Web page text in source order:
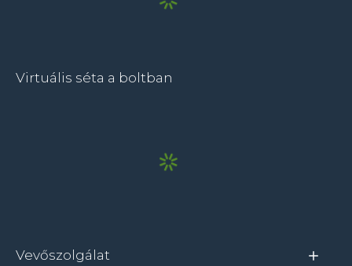
Virtuális séta a boltban
Vevőszolgálat